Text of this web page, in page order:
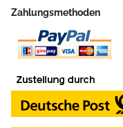
Zahlungsmethoden